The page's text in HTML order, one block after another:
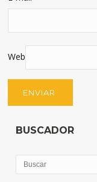
Web
BUSCADOR